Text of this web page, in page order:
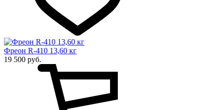
Фреон R-410 13,60 кг
19 500 руб.